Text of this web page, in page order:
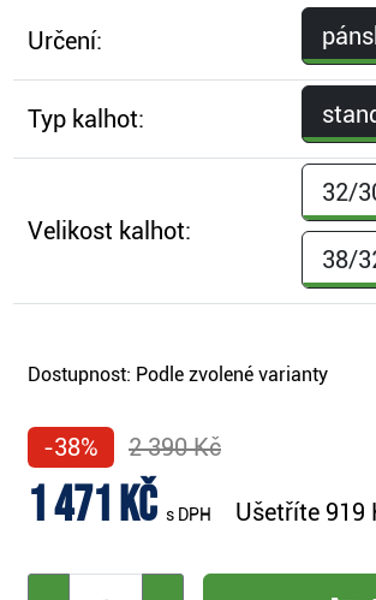
Určení:
Typ kalhot:
Velikost kalhot:
32/
38/
Dostupnost: Podle zvolené varianty
-38% 2 390 Kč
1 471 Kč s DPH Ušetříte 919